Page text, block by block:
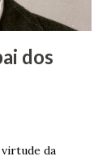
dos
da